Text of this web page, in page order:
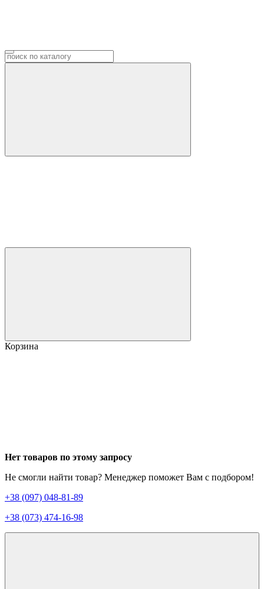
Корзина
Нет товаров по этому запросу
Не смогли найти товар? Менеджер поможет Вам с подбором!
+38 (097) 048-81-89
+38 (073) 474-16-98